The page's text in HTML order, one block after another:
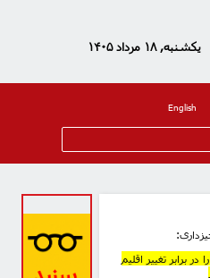
یکشنبه, ۱۸ مرداد ۱۴۰۵
English
برابر تغییر اقلیم